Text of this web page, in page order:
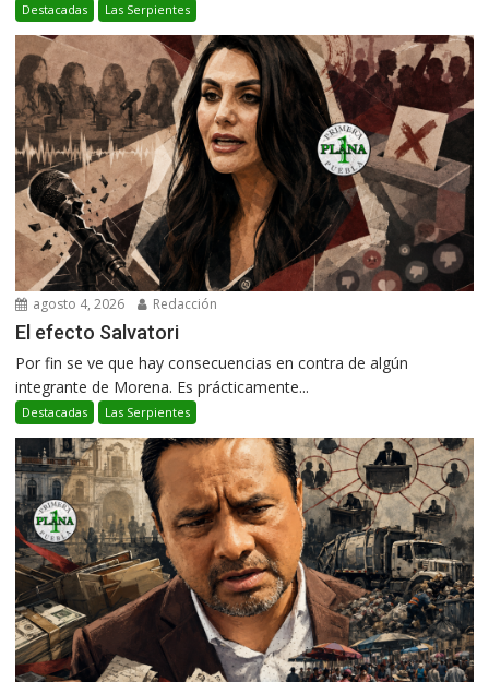
Destacadas Las Serpientes
agosto 4, 2026 Redacción
El efecto Salvatori
Por fin se ve que hay consecuencias en contra de algún
integrante de Morena. Es prácticamente...
Destacadas Las Serpientes